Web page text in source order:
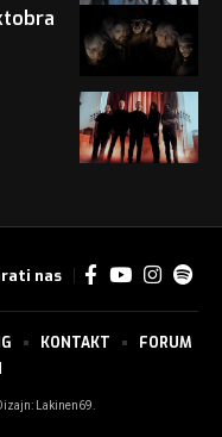
nas
Lakinen69.
KONTAKT
FORUM